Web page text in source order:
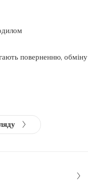
поверненню, обміну